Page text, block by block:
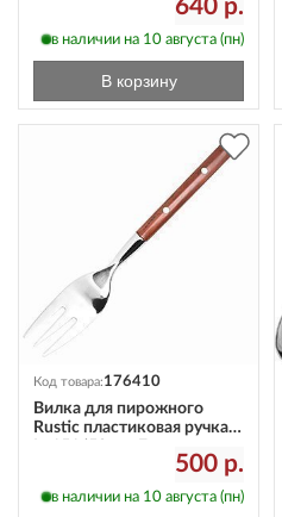
640 р.
в наличии на 10 августа (пн)
В корзину
Код товара:176410
Вилка для пирожного
Rustic пластиковая ручка
500 р.
в наличии на 10 августа (пн)